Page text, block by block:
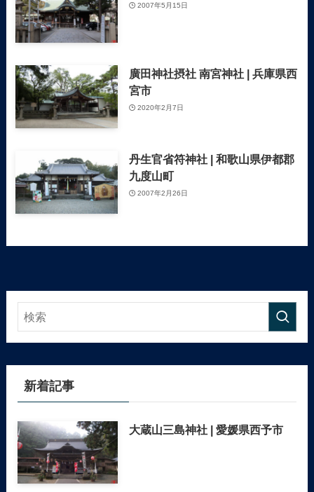
2007年5月15日
廣田神社摂社 南宮神社 | 兵庫県西
宮市
2020年2月7日
丹生官省符神社 | 和歌山県伊都郡
九度山町
2007年2月26日
新着記事
大蔵山三島神社 | 愛媛県西予市